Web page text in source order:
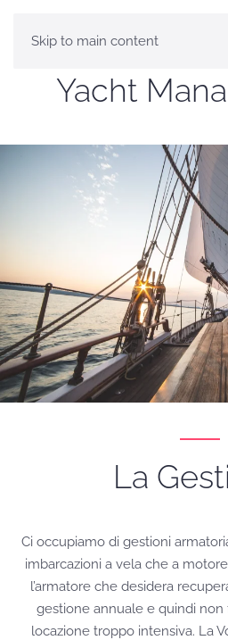
Skip to main content
Yacht
La
Ci occupiamo di gestioni
imbarcazioni a vela che a
l’armatore che desidera
gestione annuale e quindi
locazione troppo intensiva. La